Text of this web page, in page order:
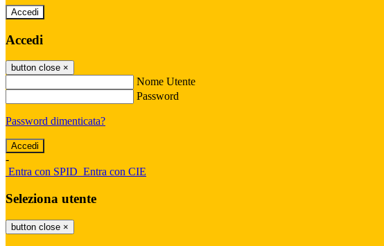
Accedi
Accedi
button close ×
Nome Utente
Password
Password dimenticata?
-
Entra con SPID Entra con CIE
Seleziona utente
button close ×